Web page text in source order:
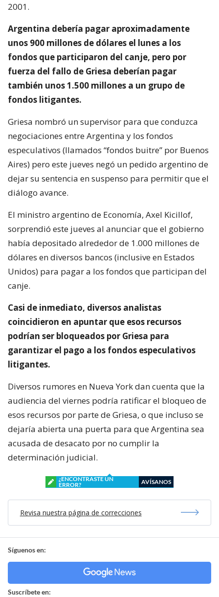
2001.
Argentina debería pagar aproximadamente
unos 900 millones de dólares el lunes a los
fondos que participaron del canje, pero por
fuerza del fallo de Griesa deberían pagar
también unos 1.500 millones a un grupo de
fondos litigantes.
Griesa nombró un supervisor para que conduzca
negociaciones entre Argentina y los fondos
especulativos (llamados “fondos buitre” por Buenos
Aires) pero este jueves negó un pedido argentino de
dejar su sentencia en suspenso para permitir que el
diálogo avance.
El ministro argentino de Economía, Axel Kicillof,
sorprendió este jueves al anunciar que el gobierno
había depositado alrededor de 1.000 millones de
dólares en diversos bancos (inclusive en Estados
Unidos) para pagar a los fondos que participan del
canje.
Casi de inmediato, diversos analistas
coincidieron en apuntar que esos recursos
podrían ser bloqueados por Griesa para
garantizar el pago a los fondos especulativos
litigantes.
Diversos rumores en Nueva York dan cuenta que la
audiencia del viernes podría ratificar el bloqueo de
esos recursos por parte de Griesa, o que incluso se
dejaría abierta una puerta para que Argentina sea
acusada de desacato por no cumplir la
determinación judicial.
¿ENCONTRASTE UN
ERROR?
AVÍSANOS
Revisa nuestra página de correcciones
Síguenos en:
Suscríbete en: